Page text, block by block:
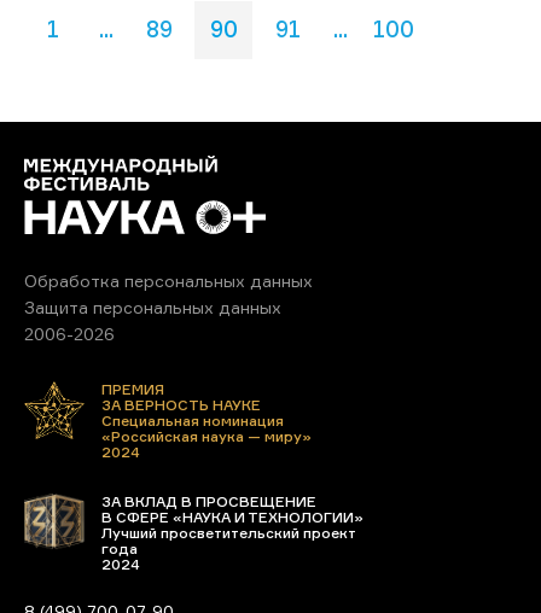
1 ... 89 90 91 ... 100
Обработка персональных данных
Защита персональных данных
2006-2026
ПРЕМИЯ
ЗА ВЕРНОСТЬ НАУКЕ
Специальная номинация
«Российская наука — миру»
2024
ЗА ВКЛАД В ПРОСВЕЩЕНИЕ
В СФЕРЕ «НАУКА И ТЕХНОЛОГИИ»
Лучший просветительский проект
года
2024